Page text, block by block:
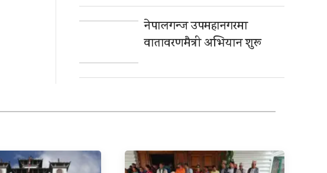
नेपालगन्ज उपमहानगरमा
वातावरणमैत्री अभियान शुरू